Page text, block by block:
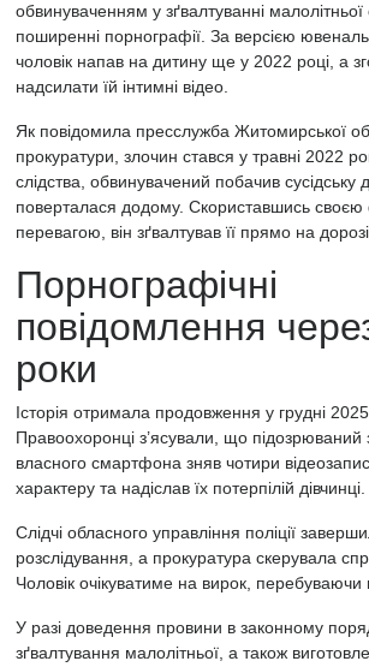
обвинуваченням у зґвалтуванні малолітньої
поширенні порнографії. За версією
чоловік напав на дитину ще у 2022 році, а
надсилати їй інтимні відео.
Як повідомила пресслужба Житомирської
прокуратури, злочин стався у травні 2022
слідства, обвинувачений побачив сусідську
поверталася додому. Скориставшись своєю
перевагою, він зґвалтував її прямо на дорозі.
Порнографічні
повідомлення
роки
Історія отримала продовження у грудні 2025
Правоохоронці з’ясували, що
власного смартфона зняв чотири
характеру та надіслав їх потерпілій дівчинці.
Слідчі обласного управління поліції
розслідування, а прокуратура скерувала
Чоловік очікуватиме на вирок, перебуваючи
У разі доведення провини в законному
зґвалтування малолітньої, а також